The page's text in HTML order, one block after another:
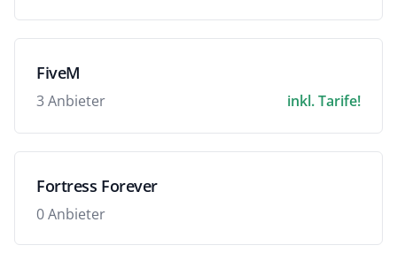
FiveM
3 Anbieter inkl. Tarife!
Fortress Forever
0 Anbieter